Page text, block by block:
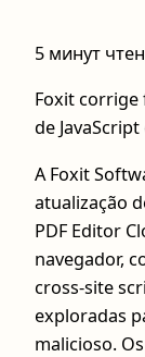
5 минут
Foxit corrige
de
A Foxit
atualização
PDF Editor
navegador,
cross-site
exploradas
malicioso.